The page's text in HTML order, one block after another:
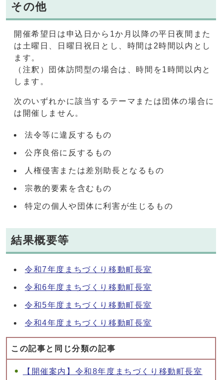
その他
開催希望日は申込日から1か月以降の平日夜間また
は土曜日、日曜日祝日とし、時間は2時間以内とし
ます。
（注釈）団体訪問型の場合は、時間を1時間以内と
します。
次のいずれかに該当するテーマまたは団体の場合に
は開催しません。
法令等に違反するもの
公序良俗に反するもの
人権侵害または差別助長となるもの
宗教的要素を含むもの
特定の個人や団体に利害が生じるもの
結果概要等
令和7年度まちづくり移動町長室
令和6年度まちづくり移動町長室
令和5年度まちづくり移動町長室
令和4年度まちづくり移動町長室
この記事と同じ分類の記事
【開催案内】令和8年度まちづくり移動町長室